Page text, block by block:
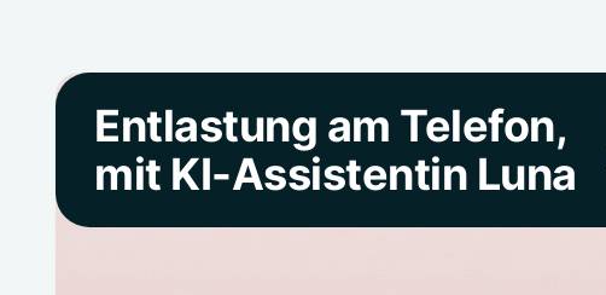
Entlastung am Telefon,
mit KI-Assistentin Luna